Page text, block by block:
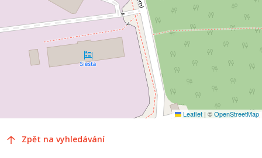
Leaflet | ©OpenStreetMap
Zpět na vyhledávání